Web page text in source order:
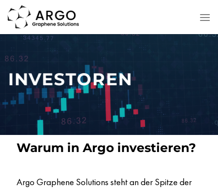
Zum
Inhalt
springen
INVESTOREN
Warum in Argo investieren?
Argo Graphene Solutions steht an der Spitze der